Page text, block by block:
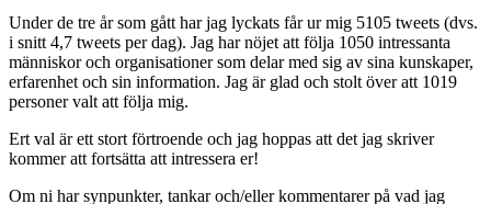
Under de tre år som gått har jag lyckats får ur mig 5105 tweets (dvs.
i snitt 4,7 tweets per dag). Jag har nöjet att följa 1050 intressanta
människor och organisationer som delar med sig av sina kunskaper,
erfarenhet och sin information. Jag är glad och stolt över att 1019
personer valt att följa mig.
Ert val är ett stort förtroende och jag hoppas att det jag skriver
kommer att fortsätta att intressera er!
Om ni har synpunkter, tankar och/eller kommentarer på vad jag